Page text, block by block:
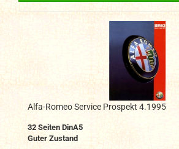
Alfa-Romeo Service Prospekt 4.1995
32 Seiten DinA5
Guter Zustand